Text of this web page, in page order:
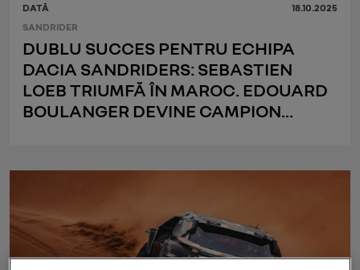
DATĂ
18.10.2025
SANDRIDER
DUBLU SUCCES PENTRU ECHIPA
DACIA SANDRIDERS: SEBASTIEN
LOEB TRIUMFĂ ÎN MAROC. EDOUARD
BOULANGER DEVINE CAMPION